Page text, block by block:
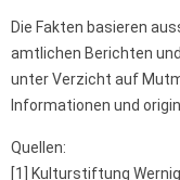
Die Fakten basieren
amtlichen Berichten
unter Verzicht auf
Informationen und
Quellen:
[1] Kulturstiftung